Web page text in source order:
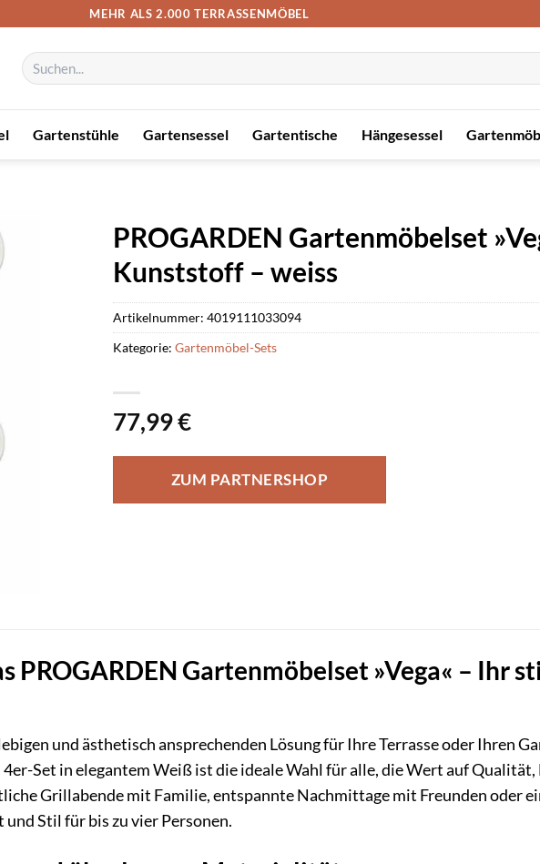
MEHR ALS 2.000 TERRASSENMÖBEL
Suchen
nach:
Gartenstühle Gartensessel Gartentische Hängesessel
PROGARDEN Gartenmöbelset
Kunststoff – weiss
77,99€
ZUM PARTNERSHOP
Artikelnummer: 4019111033094
Kategorie: Gartenmöbel-Sets
PROGARDEN Gartenmöbelset »Vega« – Ihr
und ästhetisch ansprechenden Lösung für Ihre Terrasse oder Ihren
4er-Set in elegantem Weiß ist die ideale Wahl für alle, die Wert auf
Grillabende mit Familie, entspannte Nachmittage mit Freunden oder
Stil für bis zu vier Personen.